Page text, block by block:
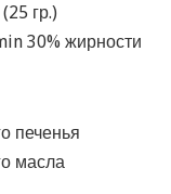
гр.)
30% жирности
печенья
масла